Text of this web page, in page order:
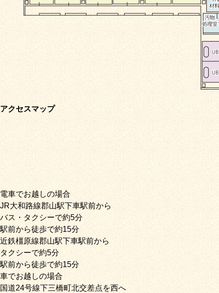
アクセスマップ
電車でお越しの場合
JR大和路線郡山駅下車駅前から
バス・タクシーで約5分
駅前から徒歩で約15分
近鉄橿原線郡山駅下車駅前から
タクシーで約5分
駅前から徒歩で約15分
車でお越しの場合
国道24号線下三橋町北交差点を西へ